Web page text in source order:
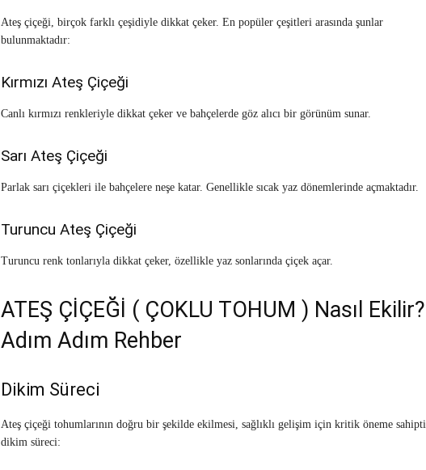
Ateş çiçeği, birçok farklı çeşidiyle dikkat çeker. En popüler çeşitleri arasında şunlar
bulunmaktadır:
Kırmızı Ateş Çiçeği
Canlı kırmızı renkleriyle dikkat çeker ve bahçelerde göz alıcı bir görünüm sunar.
Sarı Ateş Çiçeği
Parlak sarı çiçekleri ile bahçelere neşe katar. Genellikle sıcak yaz dönemlerinde açmaktadır.
Turuncu Ateş Çiçeği
Turuncu renk tonlarıyla dikkat çeker, özellikle yaz sonlarında çiçek açar.
ATEŞ ÇİÇEĞİ ( ÇOKLU TOHUM ) Nasıl Ekilir?
Adım Adım Rehber
Dikim Süreci
Ateş çiçeği tohumlarının doğru bir şekilde ekilmesi, sağlıklı gelişim için kritik öneme
dikim süreci: